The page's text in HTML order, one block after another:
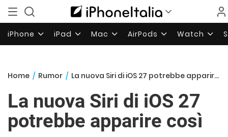
iPhone iPad Mac AirPods Watch
Home / Rumor / La nuova Siri di iOS 27 potrebbe apparire così
La nuova Siri di iOS 27
potrebbe apparire così